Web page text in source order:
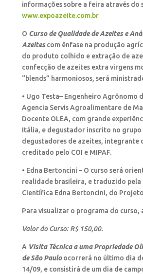
informações sobre a feira através do
www.expoazeite.com.br
O Curso de Qualidade de Azeites e
Azeitescom ênfase na produção
do produto colhido e extração de
confecção de azeites extra virgens
“blends” harmoniosos, será
• Ugo Testa– Engenheiro Agrônomo
Agencia Servis Agroalimentare de
Docente OLEA, com grande
Itália, e degustador inscrito no grupo
degustadores de azeites, integrante
creditado pelo COI e MIPAF.
• Edna Bertoncini – O curso será
realidade brasileira, e traduzido pela
Científica Edna Bertoncini, do Projeto
Para visualizar o programa do curso,
Valor do Curso: R$ 150,00.
AVisita Técnica a uma Propriedade
de São Pauloocorrerá no último dia
14/09, e consistirá de um dia de